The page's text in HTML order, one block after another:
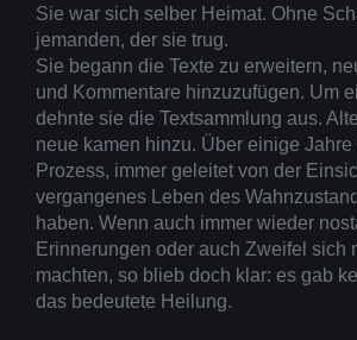
Sie war sich selber Heimat. Ohne
jemanden, der sie trug.
Sie begann die Texte zu erweitern,
und Kommentare hinzuzufügen. Um
dehnte sie die Textsammlung aus.
neue kamen hinzu. Über einige
Prozess, immer geleitet von der
vergangenes Leben des
haben. Wenn auch immer wieder
Erinnerungen oder auch Zweifel sich
machten, so blieb doch klar: es gab
das bedeutete Heilung.